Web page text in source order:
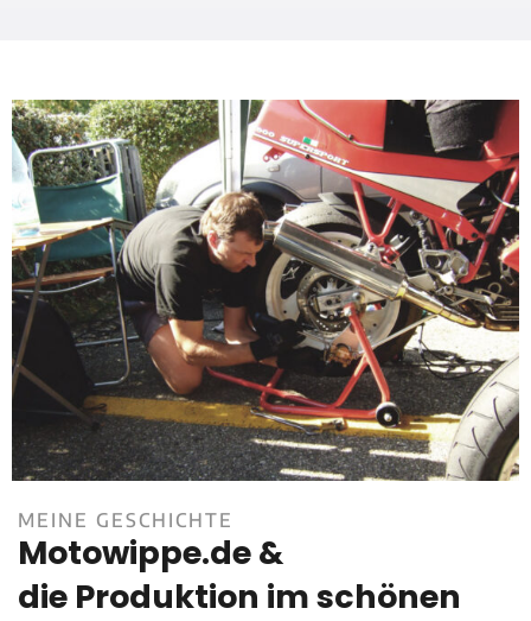
MEINE GESCHICHTE
Motowippe.de &
die Produktion im schönen